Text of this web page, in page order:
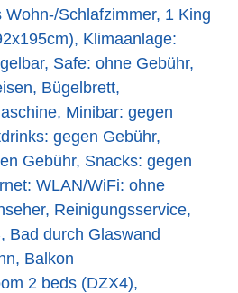
Wohn-/Schlafzimmer, 1 King
Klimaanlage:
Safe: ohne Gebühr,
Bügelbrett,
Minibar: gegen
gegen Gebühr,
Gebühr, Snacks: gegen
WLAN/WiFi: ohne
Reinigungsservice,
Bad durch Glaswand
Balkon
2 beds (DZX4),